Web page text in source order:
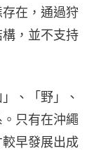
在，通過狩
，並不支持
、「野」、
。只有在沖繩
早發展出成